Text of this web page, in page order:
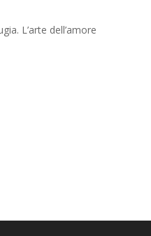
L’arte dell’amore